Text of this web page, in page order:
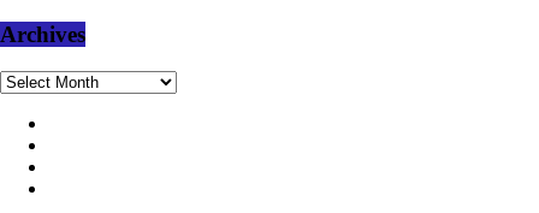
Archives
Archives